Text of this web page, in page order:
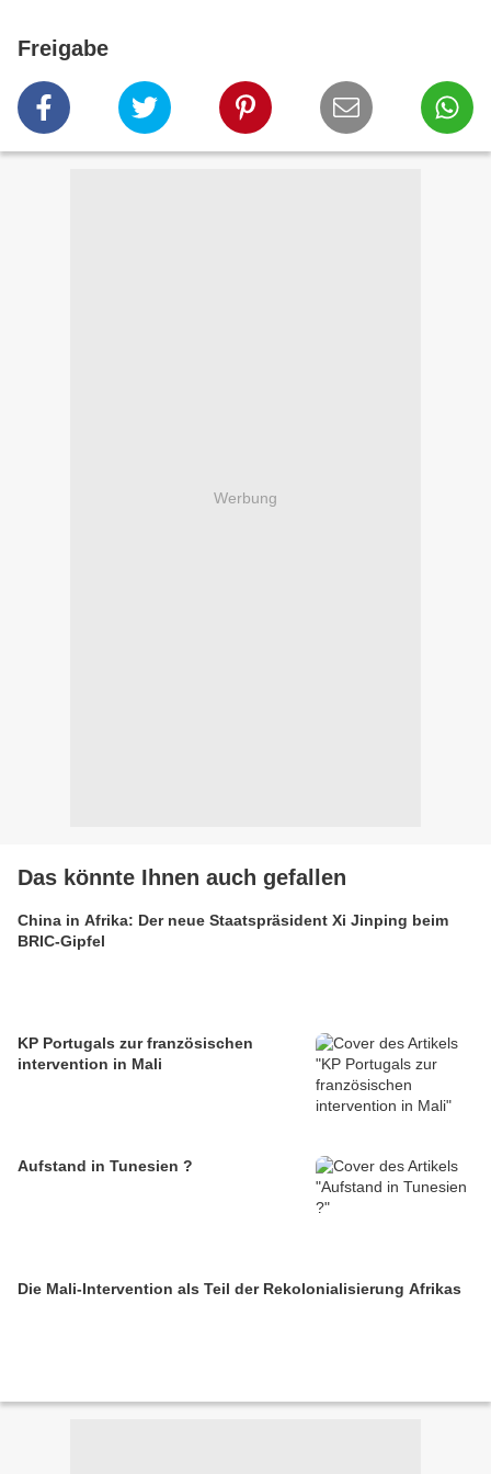
Freigabe
Werbung
Das könnte Ihnen auch gefallen
China in Afrika: Der neue Staatspräsident Xi Jinping beim
BRIC-Gipfel
KP Portugals zur französischen
intervention in Mali
Aufstand in Tunesien ?
Die Mali-Intervention als Teil der Rekolonialisierung Afrikas